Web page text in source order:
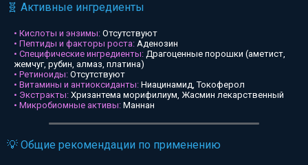
🧬 Активные ингредиенты
• Кислоты и энзимы: Отсутствуют
• Пептиды и факторы роста: Аденозин
• Специфические ингредиенты: Драгоценные порошки (аметист,
жемчуг, рубин, алмаз, платина)
• Ретиноиды: Отсутствуют
• Витамины и антиоксиданты: Ниацинамид, Токоферол
• Экстракты: Хризантема морифилиум, Жасмин лекарственный
• Микробиомные активы: Маннан
💡 Общие рекомендации по применению